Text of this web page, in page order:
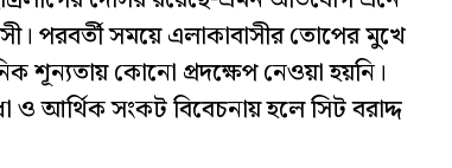
পরবর্তী সময়ে এলাকাবাসীর তোপের মুখে
শূন্যতায় কোনো প্রদক্ষেপ নেওয়া হয়নি।
ও আর্থিক সংকট বিবেচনায় হলে সিট বরাদ্দ